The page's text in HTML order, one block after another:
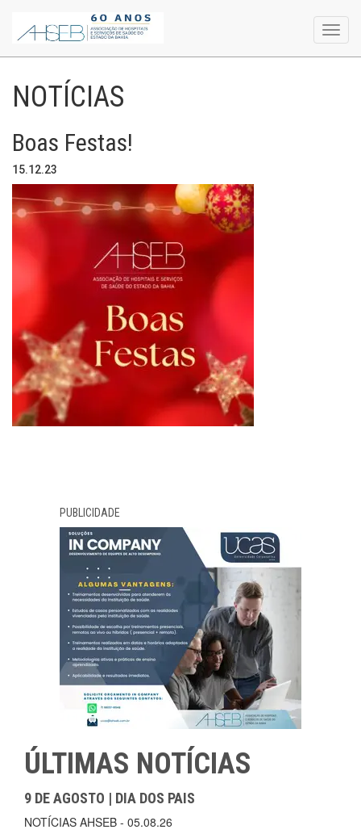
NOTÍCIAS
Boas Festas!
15.12.23
PUBLICIDADE
ÚLTIMAS NOTÍCIAS
9 DE AGOSTO | DIA DOS PAIS
NOTÍCIAS AHSEB - 05.08.26